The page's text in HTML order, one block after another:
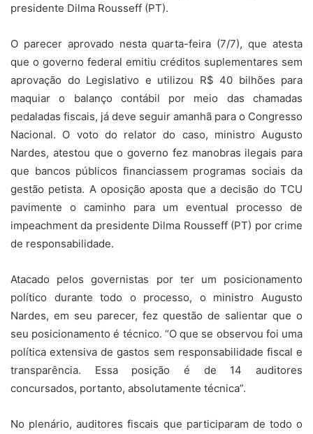
presidente Dilma Rousseff (PT).
O parecer aprovado nesta quarta-feira (7/7), que atesta
que o governo federal emitiu créditos suplementares sem
aprovação do Legislativo e utilizou R$ 40 bilhões para
maquiar o balanço contábil por meio das chamadas
pedaladas fiscais, já deve seguir amanhã para o Congresso
Nacional. O voto do relator do caso, ministro Augusto
Nardes, atestou que o governo fez manobras ilegais para
que bancos públicos financiassem programas sociais da
gestão petista. A oposição aposta que a decisão do TCU
pavimente o caminho para um eventual processo de
impeachment da presidente Dilma Rousseff (PT) por crime
de responsabilidade.
Atacado pelos governistas por ter um posicionamento
político durante todo o processo, o ministro Augusto
Nardes, em seu parecer, fez questão de salientar que o
seu posicionamento é técnico. “O que se observou foi uma
política extensiva de gastos sem responsabilidade fiscal e
transparência. Essa posição é de 14 auditores
concursados, portanto, absolutamente técnica”.
No plenário, auditores fiscais que participaram de todo o